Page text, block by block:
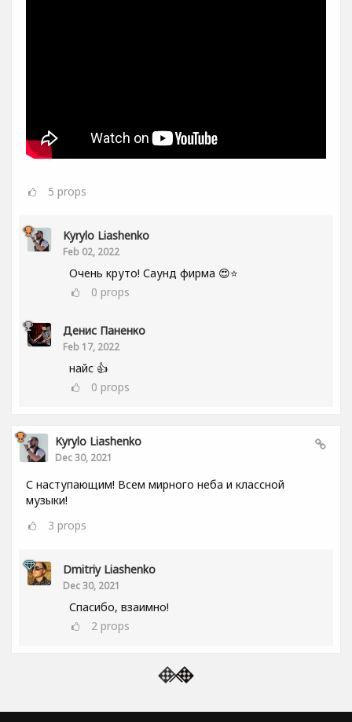
5 props
Kyrylo Liashenko
Feb 02, 2022
Очень круто! Саунд фирма 😍⭐
0 props
Денис Паненко
Feb 17, 2022
найс 👍
0 props
Kyrylo Liashenko
Dec 30, 2021
С наступающим! Всем мирного неба и классной
музыки!
3 props
Dmitriy Liashenko
Dec 30, 2021
Спасибо, взаимно!
2 props